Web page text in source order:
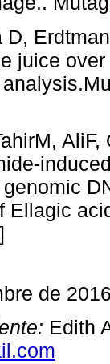
D,
juice
Ellagic
]
de
Edith